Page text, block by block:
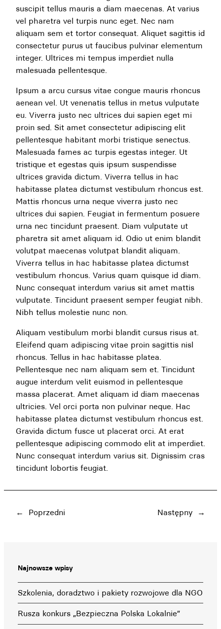
suscipit tellus mauris a diam maecenas. At varius
vel pharetra vel turpis nunc eget. Nec nam
aliquam sem et tortor consequat. Aliquet sagittis id
consectetur purus ut faucibus pulvinar elementum
integer. Ultrices mi tempus imperdiet nulla
malesuada pellentesque.
Ipsum a arcu cursus vitae congue mauris rhoncus
aenean vel. Ut venenatis tellus in metus vulputate
eu. Viverra justo nec ultrices dui sapien eget mi
proin sed. Sit amet consectetur adipiscing elit
pellentesque habitant morbi tristique senectus.
Malesuada fames ac turpis egestas integer. Ut
tristique et egestas quis ipsum suspendisse
ultrices gravida dictum. Viverra tellus in hac
habitasse platea dictumst vestibulum rhoncus est.
Mattis rhoncus urna neque viverra justo nec
ultrices dui sapien. Feugiat in fermentum posuere
urna nec tincidunt praesent. Diam vulputate ut
pharetra sit amet aliquam id. Odio ut enim blandit
volutpat maecenas volutpat blandit aliquam.
Viverra tellus in hac habitasse platea dictumst
vestibulum rhoncus. Varius quam quisque id diam.
Nunc consequat interdum varius sit amet mattis
vulputate. Tincidunt praesent semper feugiat nibh.
Nibh tellus molestie nunc non.
Aliquam vestibulum morbi blandit cursus risus at.
Eleifend quam adipiscing vitae proin sagittis nisl
rhoncus. Tellus in hac habitasse platea.
Pellentesque nec nam aliquam sem et. Tincidunt
augue interdum velit euismod in pellentesque
massa placerat. Amet aliquam id diam maecenas
ultricies. Vel orci porta non pulvinar neque. Hac
habitasse platea dictumst vestibulum rhoncus est.
Gravida dictum fusce ut placerat orci. At erat
pellentesque adipiscing commodo elit at imperdiet.
Nunc consequat interdum varius sit. Dignissim cras
tincidunt lobortis feugiat.
← Poprzedni Następny →
Najnowsze wpisy
Szkolenia, doradztwo i pakiety rozwojowe dla NGO
Rusza konkurs „Bezpieczna Polska Lokalnie”